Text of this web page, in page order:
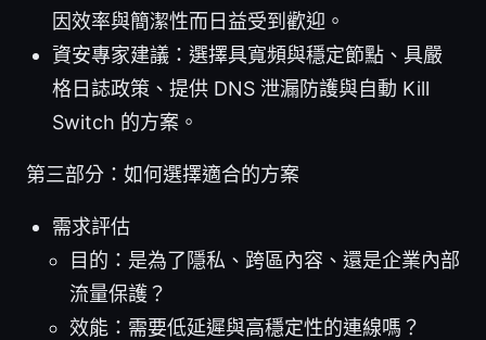
因效率與簡潔性而日益受到歡迎。
資安專家建議：選擇具寬頻與穩定節點、具嚴
格日誌政策、提供 DNS 泄漏防護與自動 Kill
Switch 的方案。
第三部分：如何選擇適合的方案
需求評估
目的：是為了隱私、跨區內容、還是企業內部
流量保護？
效能：需要低延遲與高穩定性的連線嗎？